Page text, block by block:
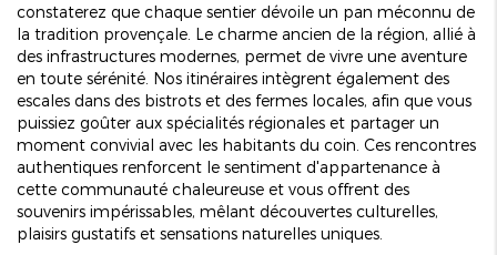
constaterez que chaque sentier dévoile un pan méconnu de
la tradition provençale. Le charme ancien de la région, allié à
des infrastructures modernes, permet de vivre une aventure
en toute sérénité. Nos itinéraires intègrent également des
escales dans des bistrots et des fermes locales, afin que vous
puissiez goûter aux spécialités régionales et partager un
moment convivial avec les habitants du coin. Ces rencontres
authentiques renforcent le sentiment d'appartenance à
cette communauté chaleureuse et vous offrent des
souvenirs impérissables, mêlant découvertes culturelles,
plaisirs gustatifs et sensations naturelles uniques.